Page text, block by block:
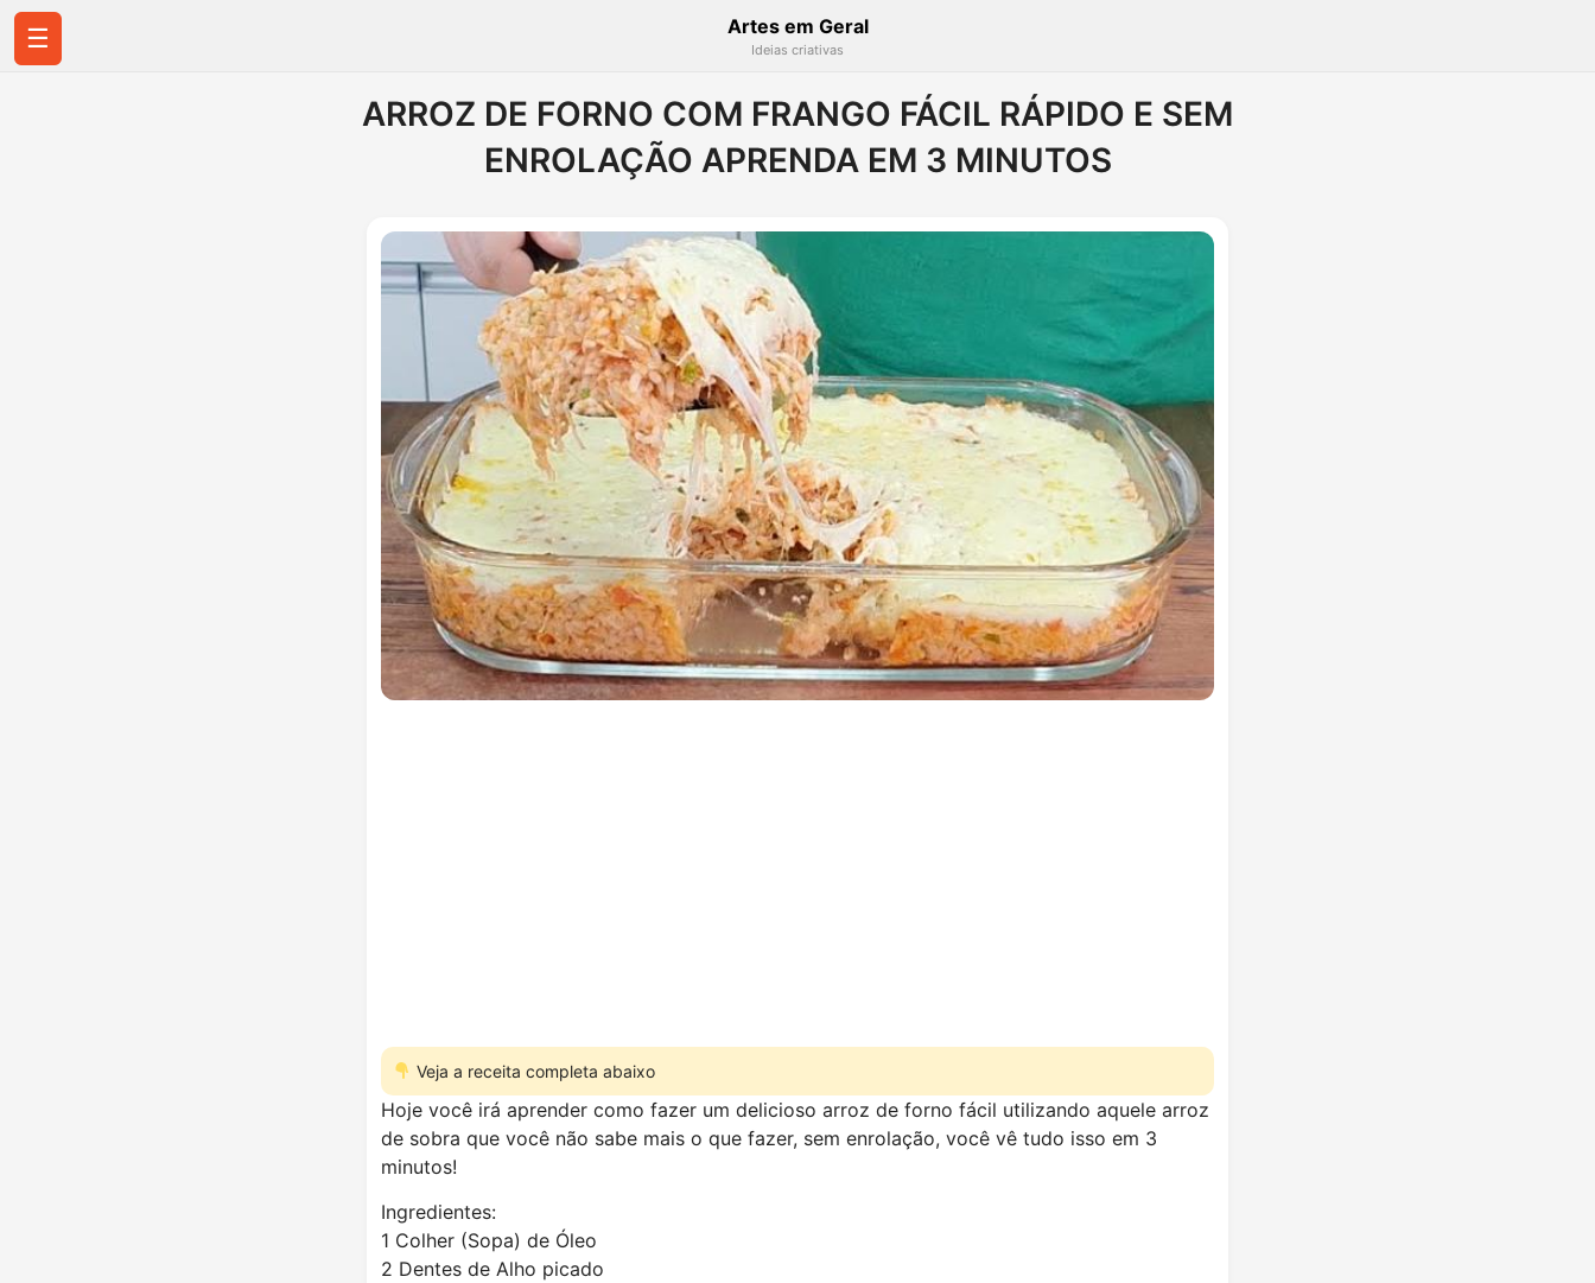
☰ Artes em Geral
Ideias criativas
ARROZ DE FORNO COM FRANGO FÁCIL RÁPIDO E SEM
ENROLAÇÃO APRENDA EM 3 MINUTOS
Veja a receita completa abaixo
Hoje você irá aprender como fazer um delicioso arroz de forno fácil utilizando aquele arroz
de sobra que você não sabe mais o que fazer, sem enrolação, você vê tudo isso em 3
minutos!
Ingredientes:
1 Colher (Sopa) de Óleo
2 Dentes de Alho picado